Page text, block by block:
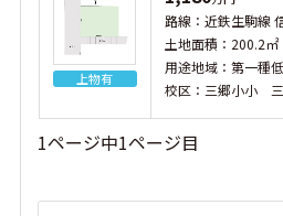
上物有
路線：近鉄生駒線
土地面積：200.2㎡
用途地域：第一種
校区：三郷小小
1ページ中1ページ目